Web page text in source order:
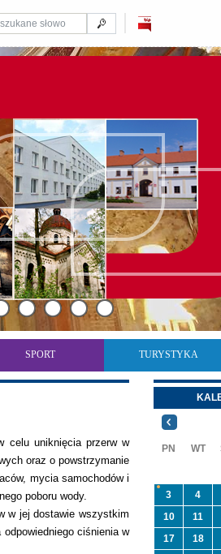
SPORT TURYSTYKA
celu uniknięcia przerw w
oraz o powstrzymanie
mycia samochodów i
poboru wody.
w jej dostawie wszystkim
ciśnienia w
PN WT
3
4
10
11
17
18